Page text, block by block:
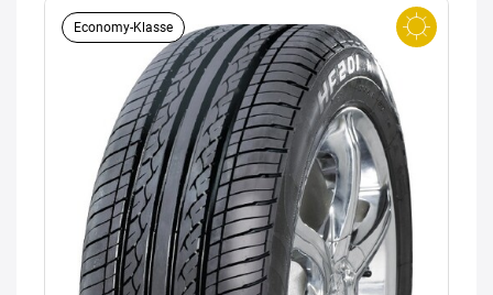
Economy-Klasse